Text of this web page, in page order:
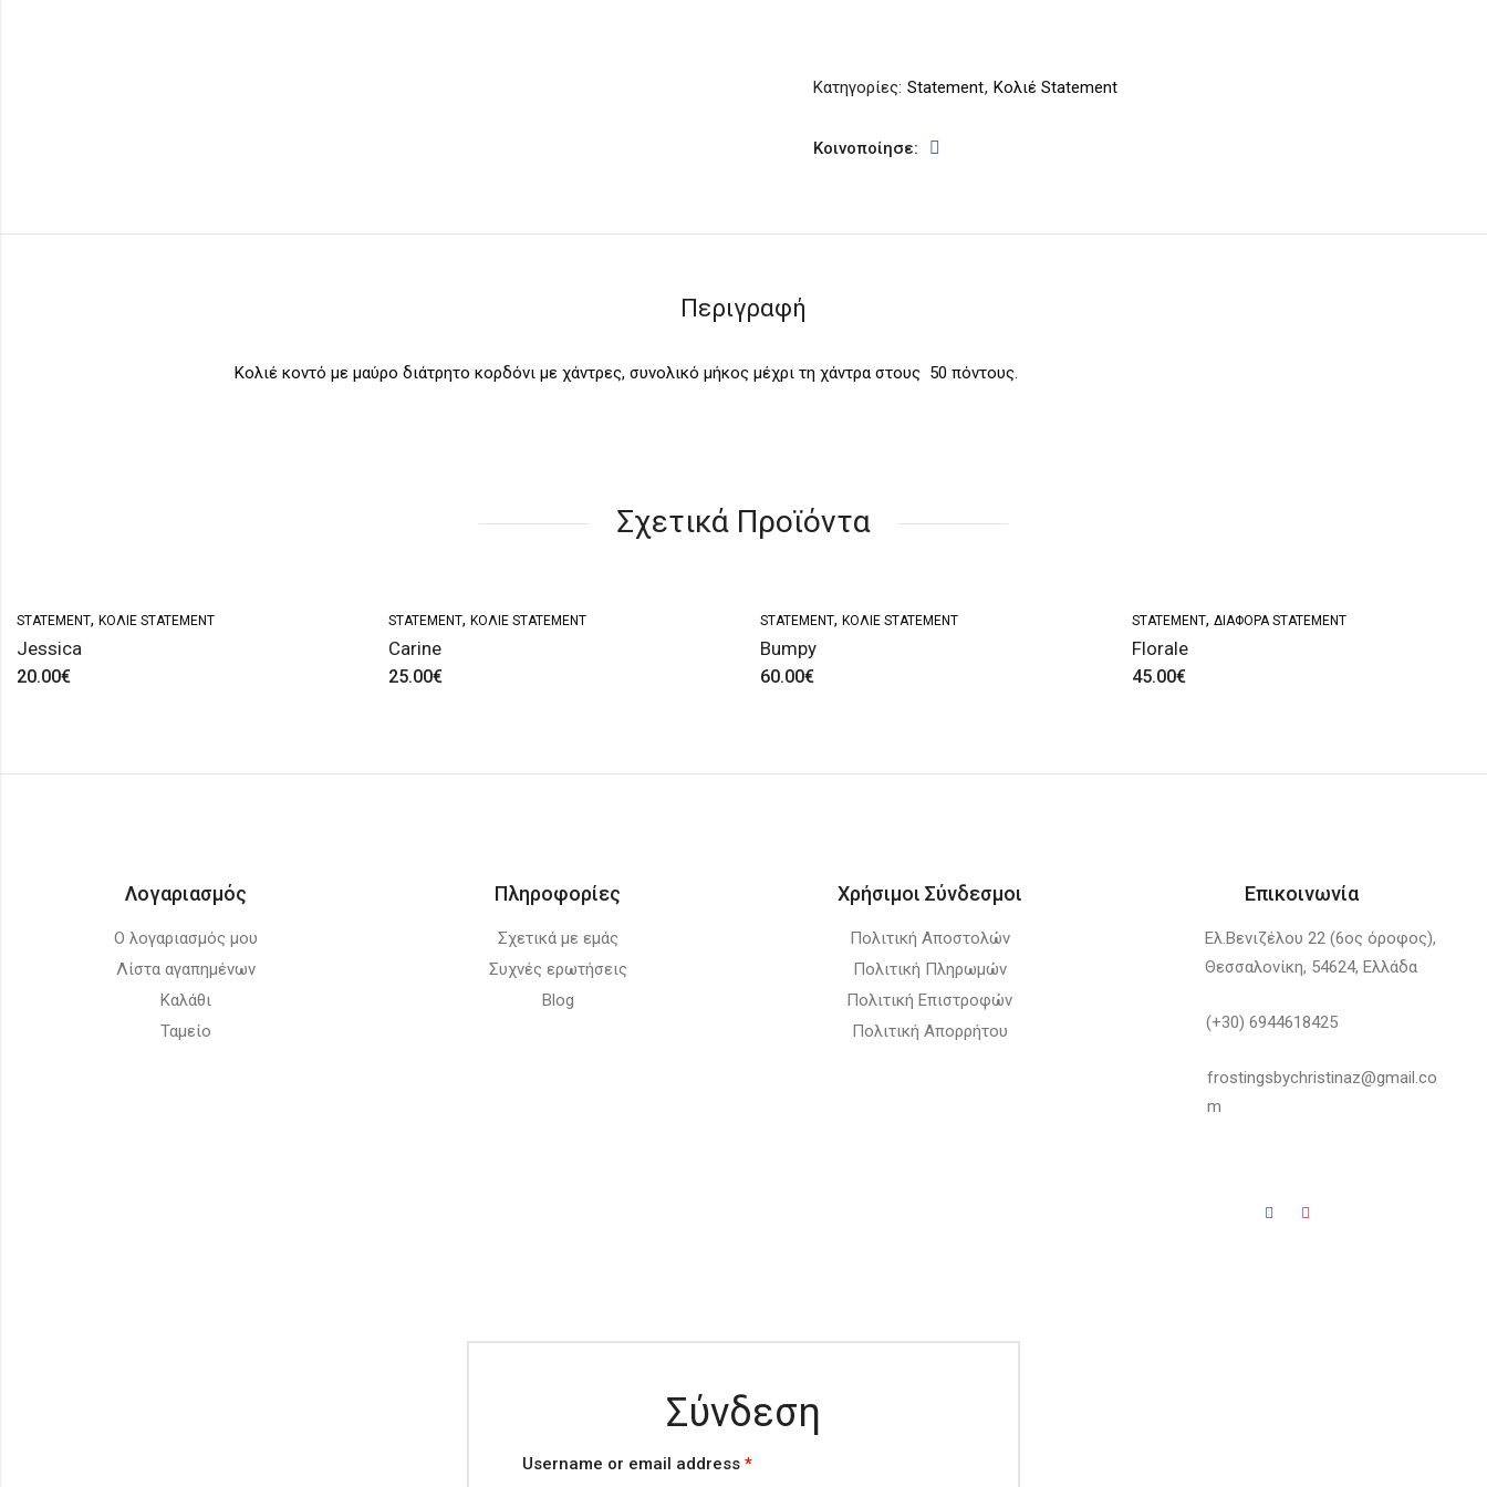
Κατηγορίες: Statement, Κολιέ Statement
Κοινοποίησε:
Περιγραφή
Κολιέ κοντό με μαύρο διάτρητο κορδόνι με χάντρες, συνολικό μήκος μέχρι τη χάντρα στους 50 πόντους.
Σχετικά Προϊόντα
STATEMENT, ΚΟΛΙΈ STATEMENT
Jessica
20.00€
STATEMENT, ΚΟΛΙΈ STATEMENT
Carine
25.00€
STATEMENT, ΚΟΛΙΈ STATEMENT
Bumpy
60.00€
STATEMENT, ΔΙΆΦΟΡΑ STATEMENT
Florale
45.00€
Λογαριασμός
Ο λογαριασμός μου
Λίστα αγαπημένων
Καλάθι
Ταμείο
Πληροφορίες
Σχετικά με εμάς
Συχνές ερωτήσεις
Blog
Χρήσιμοι Σύνδεσμοι
Πολιτική Αποστολών
Πολιτική Πληρωμών
Πολιτική Επιστροφών
Πολιτική Απορρήτου
Επικοινωνία
Ελ.Βενιζέλου 22 (6ος όροφος),
Θεσσαλονίκη, 54624, Ελλάδα
(+30) 6944618425
frostingsbychristinaz@gmail.co
m
Σύνδεση
Username or email address *